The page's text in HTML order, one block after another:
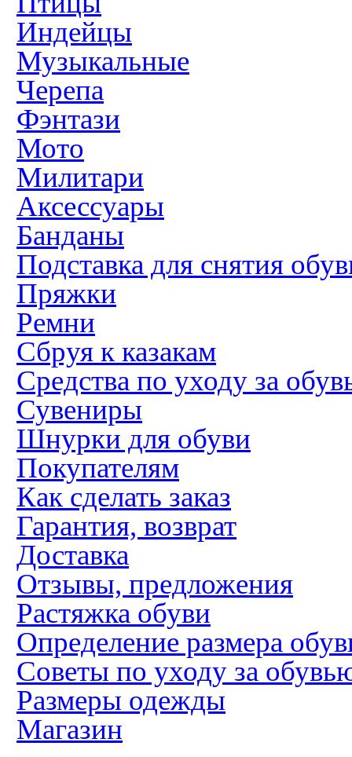
Индейцы
Музыкальные
Черепа
Фэнтази
Мото
Милитари
Аксессуары
Банданы
Подставка для снятия
Пряжки
Ремни
Сбруя к казакам
Средства по уходу за
Сувениры
Шнурки для обуви
Покупателям
Как сделать заказ
Гарантия, возврат
Доставка
Отзывы, предложения
Растяжка обуви
Определение размера
Советы по уходу за
Размеры одежды
Магазин